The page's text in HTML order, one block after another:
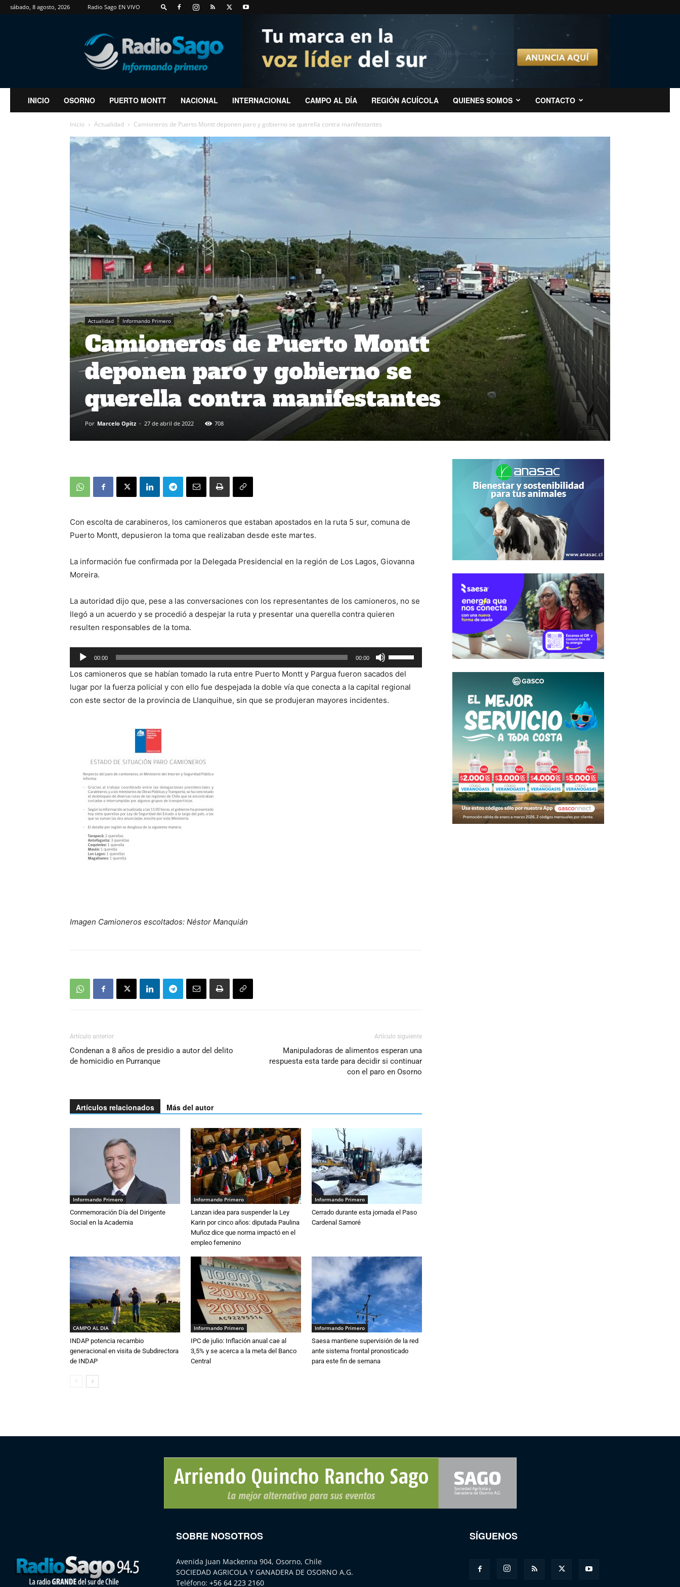
sábado, 8 agosto, 2026 Radio Sago EN VIVO
RadioSago
INICIO OSORNO PUERTO MONTT NACIONAL INTERNACIONAL CAMPO AL DÍA REGIÓN ACUÍCOLA QUIENES SOMOS CONTACTO
Inicio Actualidad Camioneros de Puerto Montt deponen paro y gobierno se querella contra manifestantes
Actualidad Informando Primero
Camioneros de Puerto Montt
deponen paro y gobierno se
querella contra manifestantes
Por Marcelo Opitz - 27 de abril de 2022 708
Con escolta de carabineros, los camioneros que estaban apostados en la ruta 5 sur, comuna de
Puerto Montt, depusieron la toma que realizaban desde este martes.
La información fue confirmada por la Delegada Presidencial en la región de Los Lagos, Giovanna
Moreira.
La autoridad dijo que, pese a las conversaciones con los representantes de los camioneros, no se
llegó a un acuerdo y se procedió a despejar la ruta y presentar una querella contra quieren
resulten responsables de la toma.
Reproductor
de
audio
00:00 00:00
las
teclas
de
flecha
Los camioneros que se habían tomado la ruta entre Puerto Montt y Pargua fueron sacados del
lugar por la fuerza policial y con ello fue despejada la doble vía que conecta a la capital regional
con este sector de la provincia de Llanquihue, sin que se produjeran mayores incidentes.
Imagen Camioneros escoltados: Néstor Manquián
Artículo anterior
Condenan a 8 años de presidio a autor del delito
de homicidio en Purranque
Artículo siguiente
Manipuladoras de alimentos esperan una
respuesta esta tarde para decidir si continuar
con el paro en Osorno
Artículos relacionados Más del autor
Informando Primero
Conmemoración Día del Dirigente
Social en la Academia
Informando Primero
Lanzan idea para suspender la Ley
Karin por cinco años: diputada Paulina
Muñoz dice que norma impactó en el
empleo femenino
Informando Primero
Cerrado durante esta jornada el Paso
Cardenal Samoré
CAMPO AL DIA
INDAP potencia recambio
generacional en visita de Subdirectora
de INDAP
Informando Primero
IPC de julio: Inflación anual cae al
3,5% y se acerca a la meta del Banco
Central
Informando Primero
Saesa mantiene supervisión de la red
ante sistema frontal pronosticado
para este fin de semana
SOBRE NOSOTROS
Avenida Juan Mackenna 904, Osorno, Chile
SOCIEDAD AGRICOLA Y GANADERA DE OSORNO A.G.
Teléfono: +56 64 223 2160
SÍGUENOS